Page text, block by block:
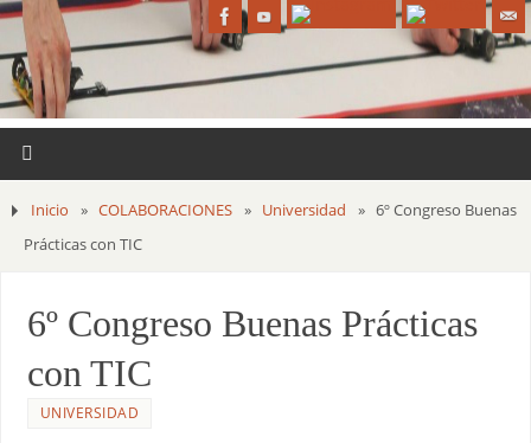
Inicio » COLABORACIONES » Universidad » 6º Congreso Buenas
Prácticas con TIC
6º Congreso Buenas Prácticas
con TIC
UNIVERSIDAD